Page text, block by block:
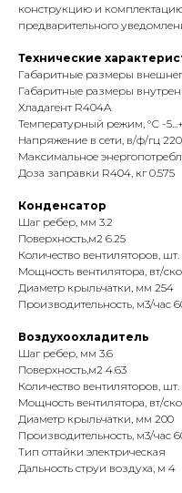
конструкцию и
предварительного
Технические
Габаритные размеры
Габаритные размеры
Хладагент R404A
Температурный режим, °С -
Напряжение в сети, в/ф/гц
Maксимальное
Доза заправки R404, кг 0.575
Конденсатор
Шаг ребер, мм 3.2
Поверхность,м2 6.25
Количество вентиляторов, шт.
Мощность вентилятора, вт/
Диаметр крыльчатки, мм 254
Производительность, м3/час
Воздухоохладитель
Шаг ребер, мм 3.6
Поверхность,м2 4.63
Количество вентиляторов, шт.
Мощность вентилятора, вт/
Диаметр крыльчатки, мм 200
Производительность, м3/час
Тип оттайки электрическая
Дальность струи воздуха, м 4